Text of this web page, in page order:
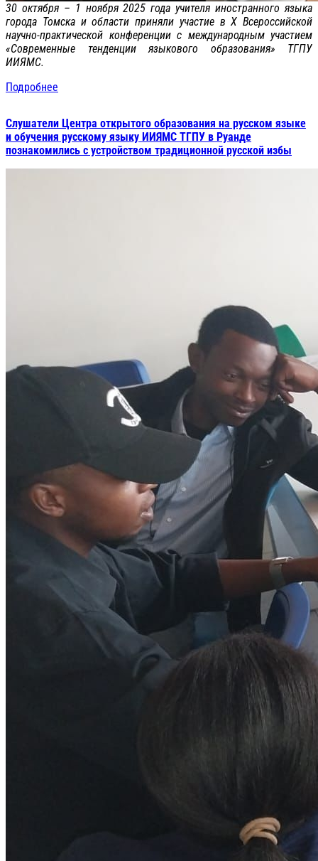
30 октября – 1 ноября 2025 года учителя иностранного языка
города Томска и области приняли участие в X Всероссийской
научно-практической конференции с международным участием
«Современные тенденции языкового образования» ТГПУ
ИИЯМС.
Подробнее
Слушатели Центра открытого образования на русском языке
и обучения русскому языку ИИЯМС ТГПУ в Руанде
познакомились с устройством традиционной русской избы